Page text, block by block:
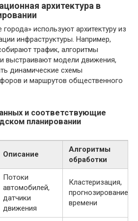
архитектура в
используют архитектуру из
инфраструктуры. Например,
трафик, алгоритмы
выстраивают модели движения,
динамические схемы
и маршрутов общественного
и соответствующие
планировании
Описание
Алгоритмы
обработки
Потоки
автомобилей,
датчики
движения
Кластеризация,
прогнозирование
времени